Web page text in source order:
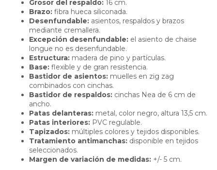
Grosor del respaldo: 16 cm.
Brazo: fibra hueca siliconada.
Desenfundable: asientos, respaldos y brazos
mediante cremallera.
Excepción desenfundable: el asiento de chaise
longue no es desenfundable.
Estructura: madera de pino y partículas.
Base: flexible y de gran resistencia.
Bastidor de asientos: muelles en zig zag
combinados con cinchas.
Bastidor de respaldos: cinchas Nea de 6 cm de
ancho.
Patas delanteras: metal, color negro, altura 13,5 cm.
Patas interiores: PVC regulable.
Tapizados: múltiples colores y tejidos disponibles.
Tratamiento antimanchas: disponible en tejidos
seleccionados.
Margen de variación de medidas: +/- 5 cm.